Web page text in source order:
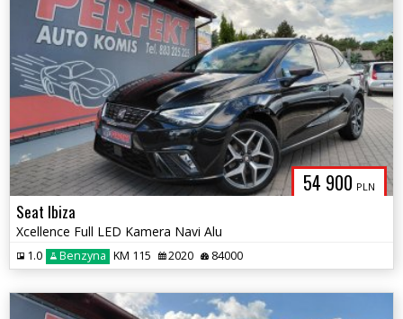
54 900 PLN
Seat Ibiza
Xcellence Full LED Kamera Navi Alu
1.0 Benzyna KM 115 2020 84000